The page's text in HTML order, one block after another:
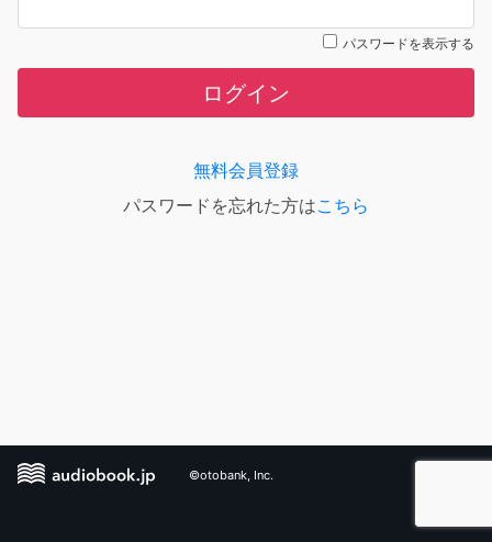
パスワードを表示する
ログイン
無料会員登録
パスワードを忘れた方はこちら
©otobank, Inc.